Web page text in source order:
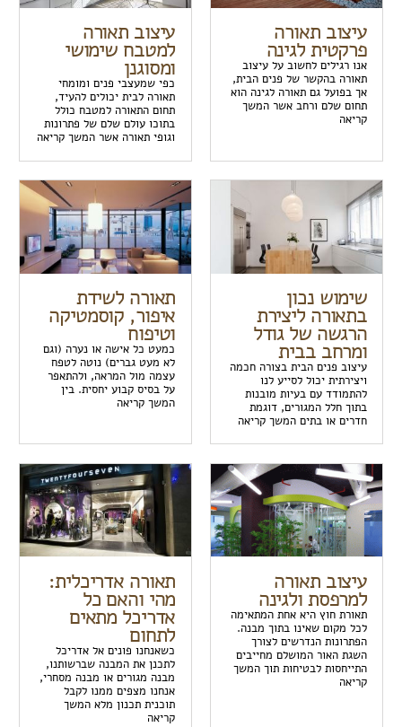
עיצוב תאורה
פרקטית לגינה
אנו רגילים לחשוב על עיצוב
תאורה בהקשר של פנים הבית,
אך בפועל גם תאורה לגינה הוא
תחום שלם ורחב אשר המשך
קריאה
עיצוב תאורה
למטבח שימושי
ומסוגנן
כפי שמעצבי פנים ומומחי
תאורה לבית יכולים להעיד,
תחום התאורה למטבח כולל
בתוכו עולם שלם של פתרונות
וגופי תאורה אשר המשך קריאה
שימוש נכון
בתאורה ליצירת
הרגשה של גודל
ומרחב בבית
עיצוב פנים הבית בצורה חכמה
ויצירתית יכול לסייע לנו
להתמודד עם בעיות מובנות
בתוך חלל המגורים, דוגמת
חדרים או בתים המשך קריאה
תאורה לשידת
איפור, קוסמטיקה
וטיפוח
כמעט כל אישה או נערה (וגם
לא מעט גברים) נוטה לטפח
עצמה מול המראה, ולהתאפר
על בסיס קבוע יחסית. בין
המשך קריאה
עיצוב תאורה
למרפסת ולגינה
תאורת חוץ היא אחת המתאימה
לכל מקום שאינו בתוך מבנה.
הפתרונות הנדרשים לצורך
השגת האור המושלם מחייבים
התייחסות לבטיחות תוך המשך
קריאה
תאורה אדריכלית:
מהי והאם כל
אדריכל מתאים
לתחום
כשאנחנו פונים אל אדריכל
לתכנן את המבנה שברשותנו,
מבנה מגורים או מבנה מסחרי,
אנחנו מצפים ממנו לקבל
תוכנית תכנון מלא המשך
קריאה